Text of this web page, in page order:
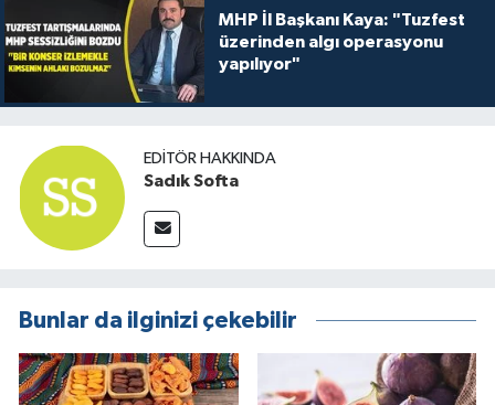
MHP İl Başkanı Kaya: "Tuzfest
üzerinden algı operasyonu
yapılıyor"
EDITÖR HAKKINDA
Sadık Softa
Bunlar da ilginizi çekebilir